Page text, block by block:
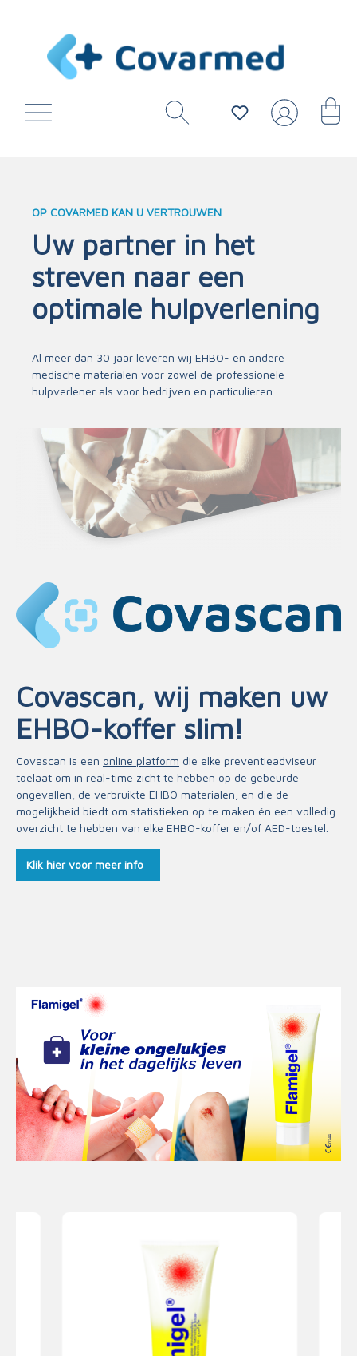
OP COVARMED KAN U VERTROUWEN
Uw partner in het
streven naar een
optimale hulpverlening
Al meer dan 30 jaar leveren wij EHBO- en andere
medische materialen voor zowel de professionele
hulpverlener als voor bedrijven en particulieren.
Covascan, wij maken uw
EHBO-koffer slim!
Covascan is een online platform die elke preventieadviseur
toelaat om in real-time zicht te hebben op de gebeurde
ongevallen, de verbruikte EHBO materialen, en die de
mogelijkheid biedt om statistieken op te maken én een volledig
overzicht te hebben van elke EHBO-koffer en/of AED-toestel.
Klik hier voor meer info